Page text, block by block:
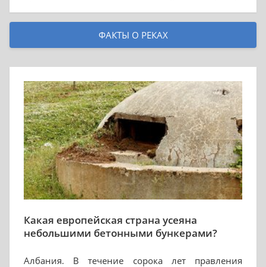
ФАКТЫ О РЕКАХ
Какая европейская страна усеяна
небольшими бетонными бункерами?
Албания. В течение сорока лет правления